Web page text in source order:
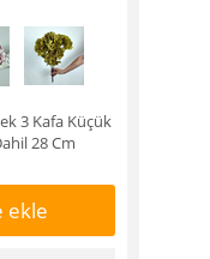
3 Kafa Küçük
28 Cm
ekle